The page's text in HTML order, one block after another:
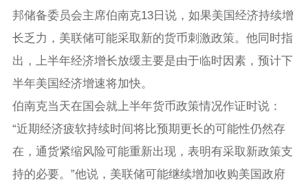
邦储备委员会主席伯南克13日说，如果美国经济持续增
长乏力，美联储可能采取新的货币刺激政策。他同时指
出，上半年经济增长放缓主要是由于临时因素，预计下
半年美国经济增速将加快。
伯南克当天在国会就上半年货币政策情况作证时说：
“近期经济疲软持续时间将比预期更长的可能性仍然存
在，通货紧缩风险可能重新出现，表明有采取新政策支
持的必要。”他说，美联储可能继续增加收购美国政府